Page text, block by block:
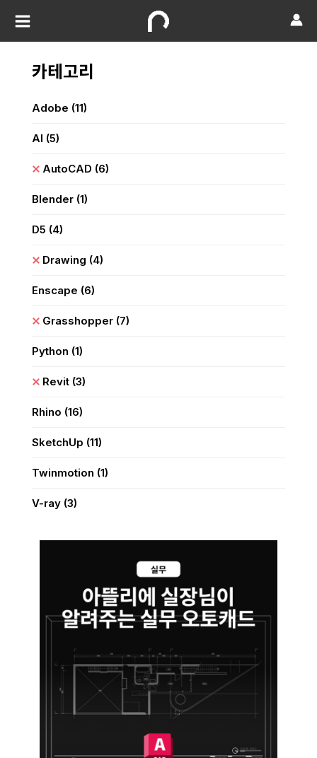
카테고리
Adobe (11)
AI (5)
AutoCAD (6)
Blender (1)
D5 (4)
Drawing (4)
Enscape (6)
Grasshopper (7)
Python (1)
Revit (3)
Rhino (16)
SketchUp (11)
Twinmotion (1)
V-ray (3)